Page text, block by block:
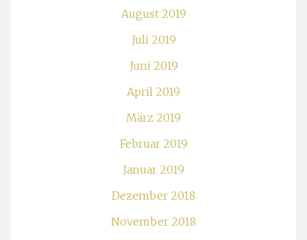
August 2019
Juli 2019
Juni 2019
April 2019
März 2019
Februar 2019
Januar 2019
Dezember 2018
November 2018